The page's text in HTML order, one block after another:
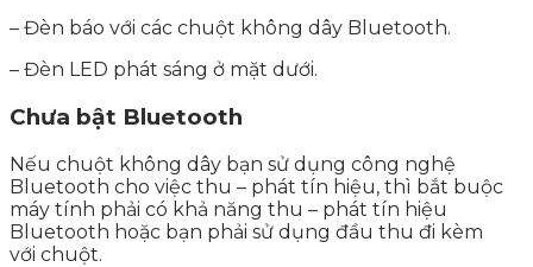
– Đèn báo với các chuột không dây Bluetooth.
– Đèn LED phát sáng ở mặt dưới.
Chưa bật Bluetooth
Nếu chuột không dây bạn sử dụng công nghệ
Bluetooth cho việc thu – phát tín hiệu, thì bắt buộc
máy tính phải có khả năng thu – phát tín hiệu
Bluetooth hoặc bạn phải sử dụng đầu thu đi kèm
với chuột.